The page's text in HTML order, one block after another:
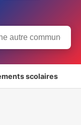
scolaires